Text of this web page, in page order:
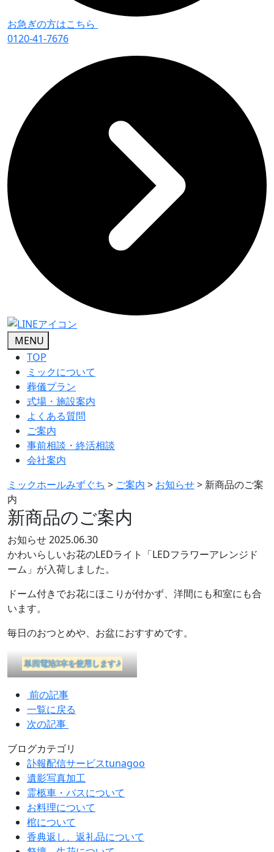
お急ぎの方はこちら
0120-41-7676
MENU
TOP
ミックについて
葬儀プラン
式場・施設案内
よくある質問
ご案内
事前相談・終活相談
会社案内
ミックホールみずぐち > ご案内 > お知らせ> 新商品のご案
内
新商品のご案内
お知らせ2025.06.30
かわいらしいお花のLEDライト「LEDフラワーアレンジド
ーム」が入荷しました。
ドーム付きでお花にほこりが付かず、洋間にも和室にも合
います。
毎日のおつとめや、お盆におすすめです。
単四電池3本を使用します♪
前の記事
一覧に戻る
次の記事
ブログカテゴリ
訃報配信サービスtunagoo
遺影写真加工
霊柩車・バスについて
お料理について
棺について
香典返し、返礼品について